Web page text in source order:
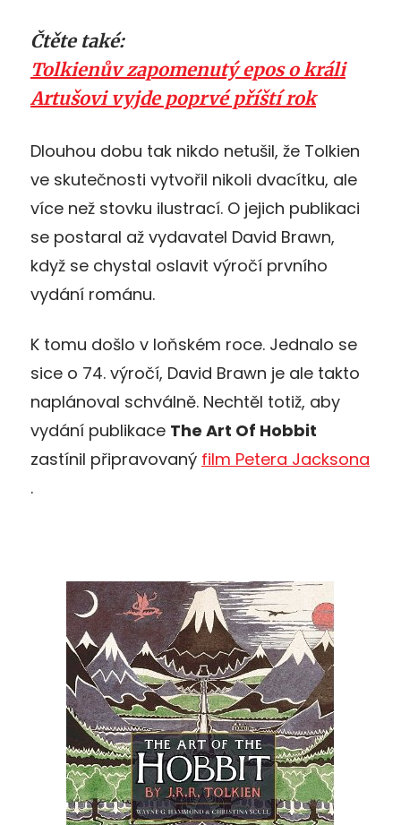
Čtěte také:
Tolkienův zapomenutý epos o králi
Artušovi vyjde poprvé příští rok
Dlouhou dobu tak nikdo netušil, že Tolkien
ve skutečnosti vytvořil nikoli dvacítku, ale
více než stovku ilustrací. O jejich publikaci
se postaral až vydavatel David Brawn,
když se chystal oslavit výročí prvního
vydání románu.
K tomu došlo v loňském roce. Jednalo se
sice o 74. výročí, David Brawn je ale takto
naplánoval schválně. Nechtěl totiž, aby
vydání publikace The Art Of Hobbit
zastínil připravovaný film Petera Jacksona
.